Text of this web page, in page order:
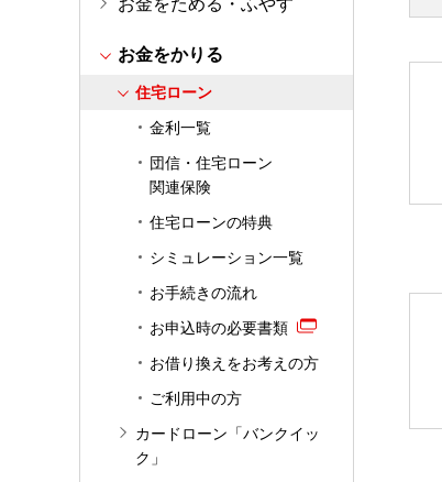
お金をためる・ふやす
お金をかりる
住宅ローン
金利一覧
団信・住宅ローン
関連保険
住宅ローンの特典
シミュレーション一覧
お手続きの流れ
お申込時の必要書類
お借り換えをお考えの方
ご利用中の方
カードローン「バンクイッ
ク」